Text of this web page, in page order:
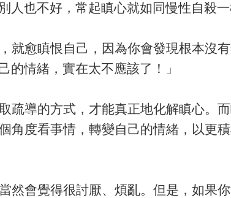
也不好，常起瞋心就如同慢性自殺一
愈瞋恨自己，因為你會發現根本沒
情緒，實在太不應該了！」
導的方式，才能真正地化解瞋心。
角度看事情，轉變自己的情緒，以更
會覺得很討厭、煩亂。但是，如果